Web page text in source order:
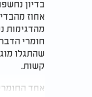
שהתגלו
קשות.​